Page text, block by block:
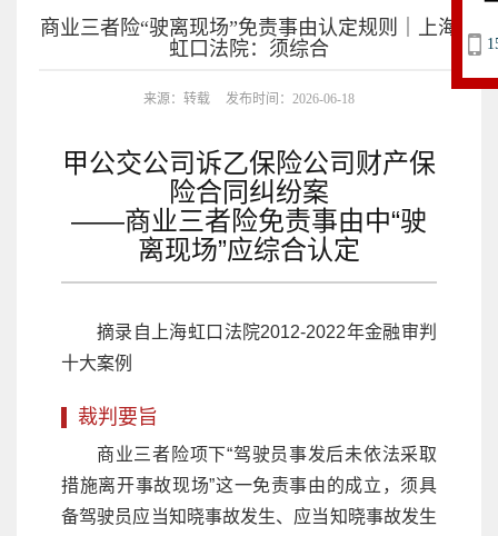
商业三者险“驶离现场”免责事由认定规则｜上海
虹口法院：须综合
来源：转载 发布时间：2026-06-18
甲公交公司诉乙保险公司财产保
险合同纠纷案
——商业三者险免责事由中“驶
离现场”应综合认定
摘录自上海虹口法院2012-2022年金融审判
十大案例
裁判要旨
商业三者险项下“驾驶员事发后未依法采取
措施离开事故现场”这一免责事由的成立，须具
备驾驶员应当知晓事故发生、应当知晓事故发生